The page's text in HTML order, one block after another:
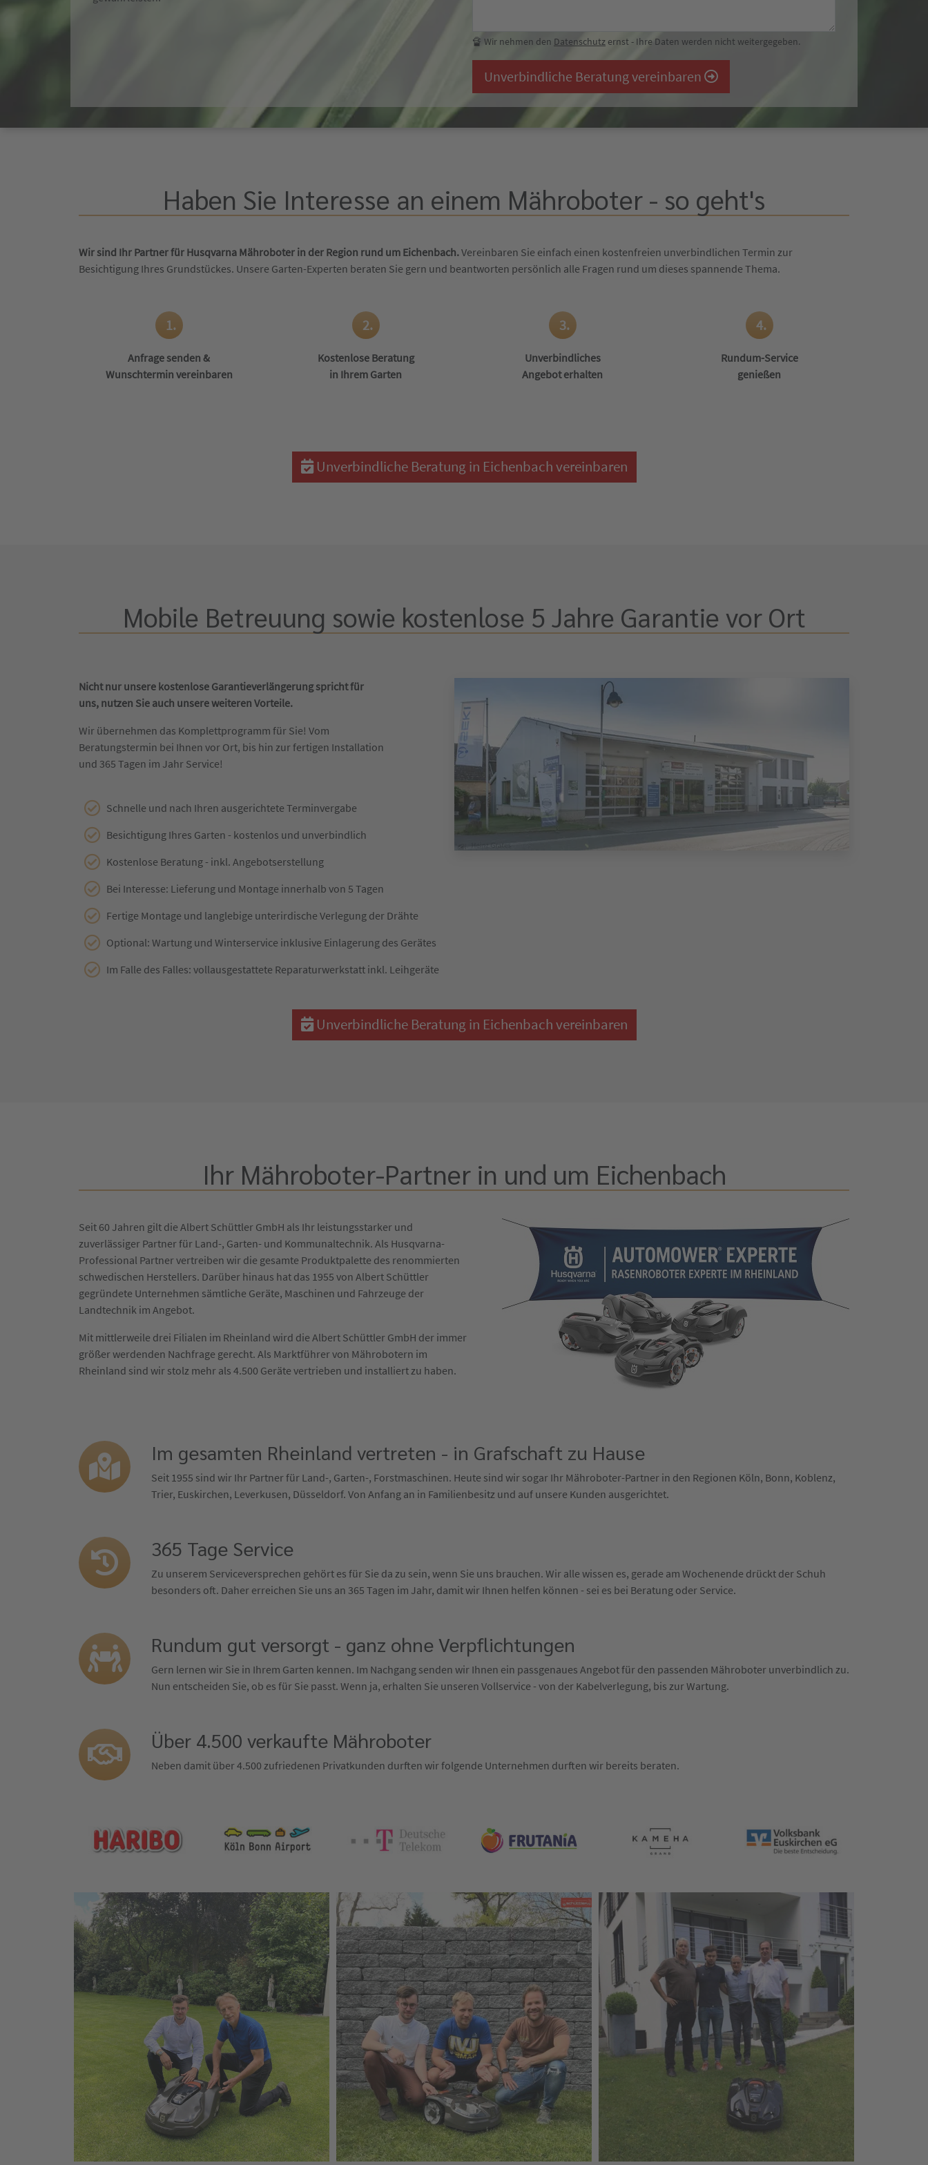
🔏 Wir nehmen den Datenschutz ernst - Ihre Daten werden nicht weitergegeben.
Unverbindliche Beratung vereinbaren
Haben Sie Interesse an einem Mähroboter - so geht's
Wir sind Ihr Partner für Husqvarna Mähroboter in der Region rund um Eichenbach.Vereinbaren Sie einfach einen kostenfreien unverbindlichen Termin zur
Besichtigung Ihres Grundstückes. Unsere Garten-Experten beraten Sie gern und beantworten persönlich alle Fragen rund um dieses spannende Thema.
1.
Anfrage senden &
Wunschtermin vereinbaren
2.
Kostenlose Beratung
in Ihrem Garten
3.
Unverbindliches
Angebot erhalten
4.
Rundum-Service
genießen
Unverbindliche Beratung in Eichenbach vereinbaren
Mobile Betreuung sowie kostenlose 5 Jahre Garantie vor Ort
Nicht nur unsere kostenlose Garantieverlängerung spricht für
uns, nutzen Sie auch unsere weiteren Vorteile.
Wir übernehmen das Komplettprogramm für Sie! Vom
Beratungstermin bei Ihnen vor Ort, bis hin zur fertigen Installation
und 365 Tagen im Jahr Service!
Schnelle und nach Ihren ausgerichtete Terminvergabe
Besichtigung Ihres Garten - kostenlos und unverbindlich
Kostenlose Beratung - inkl. Angebotserstellung
Bei Interesse: Lieferung und Montage innerhalb von 5 Tagen
Fertige Montage und langlebige unterirdische Verlegung der Drähte
Optional: Wartung und Winterservice inklusive Einlagerung des Gerätes
Im Falle des Falles: vollausgestattete Reparaturwerkstatt inkl. Leihgeräte
Unverbindliche Beratung in Eichenbach vereinbaren
Ihr Mähroboter-Partner in und um Eichenbach
Seit 60 Jahren gilt die Albert Schüttler GmbH als Ihr leistungsstarker und
zuverlässiger Partner für Land-, Garten- und Kommunaltechnik. Als Husqvarna-
Professional Partner vertreiben wir die gesamte Produktpalette des renommierten
schwedischen Herstellers. Darüber hinaus hat das 1955 von Albert Schüttler
gegründete Unternehmen sämtliche Geräte, Maschinen und Fahrzeuge der
Landtechnik im Angebot.
Mit mittlerweile drei Filialen im Rheinland wird die Albert Schüttler GmbH der immer
größer werdenden Nachfrage gerecht. Als Marktführer von Mährobotern im
Rheinland sind wir stolz mehr als 4.500 Geräte vertrieben und installiert zu haben.
Im gesamten Rheinland vertreten - in Grafschaft zu Hause
Seit 1955 sind wir Ihr Partner für Land-, Garten-, Forstmaschinen. Heute sind wir sogar Ihr Mähroboter-Partner in den Regionen Köln, Bonn, Koblenz,
Trier, Euskirchen, Leverkusen, Düsseldorf. Von Anfang an in Familienbesitz und auf unsere Kunden ausgerichtet.
365 Tage Service
Zu unserem Serviceversprechen gehört es für Sie da zu sein, wenn Sie uns brauchen. Wir alle wissen es, gerade am Wochenende drückt der Schuh
besonders oft. Daher erreichen Sie uns an 365 Tagen im Jahr, damit wir Ihnen helfen können - sei es bei Beratung oder Service.
Rundum gut versorgt - ganz ohne Verpflichtungen
Gern lernen wir Sie in Ihrem Garten kennen. Im Nachgang senden wir Ihnen ein passgenaues Angebot für den passenden Mähroboter unverbindlich zu.
Nun entscheiden Sie, ob es für Sie passt. Wenn ja, erhalten Sie unseren Vollservice - von der Kabelverlegung, bis zur Wartung.
Über 4.500 verkaufte Mähroboter
Neben damit über 4.500 zufriedenen Privatkunden durften wir folgende Unternehmen durften wir bereits beraten.